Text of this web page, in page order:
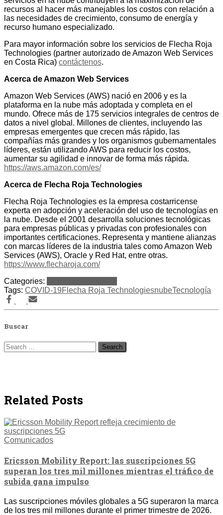
recursos al hacer más manejables los costos con relación a
las necesidades de crecimiento, consumo de energía y
recurso humano especializado.
Para mayor información sobre los servicios de Flecha Roja
Technologies (partner autorizado de Amazon Web Services
en Costa Rica) contáctenos.
Acerca de Amazon Web Services
Amazon Web Services (AWS) nació en 2006 y es la
plataforma en la nube más adoptada y completa en el
mundo. Ofrece más de 175 servicios integrales de centros de
datos a nivel global. Millones de clientes, incluyendo las
empresas emergentes que crecen más rápido, las
compañías más grandes y los organismos gubernamentales
líderes, están utilizando AWS para reducir los costos,
aumentar su agilidad e innovar de forma más rápida.
https://aws.amazon.com/es/
Acerca de Flecha Roja Technologies
Flecha Roja Technologies es la empresa costarricense
experta en adopción y aceleración del uso de tecnologías en
la nube. Desde el 2001 desarrolla soluciones tecnológicas
para empresas públicas y privadas con profesionales con
importantes certificaciones. Representa y mantiene alianzas
con marcas líderes de la industria tales como Amazon Web
Services (AWS), Oracle y Red Hat, entre otras.
https://www.flecharoja.com/
Categories:
Tags: COVID-19Flecha Roja TechnologiesnubeTecnología
Buscar
Search
for:
Related Posts
Comunicados
Ericsson Mobility Report: las suscripciones 5G
superan los tres mil millones mientras el tráfico de
subida gana impulso
Las suscripciones móviles globales a 5G superaron la marca
de los tres mil millones durante el primer trimestre de 2026.